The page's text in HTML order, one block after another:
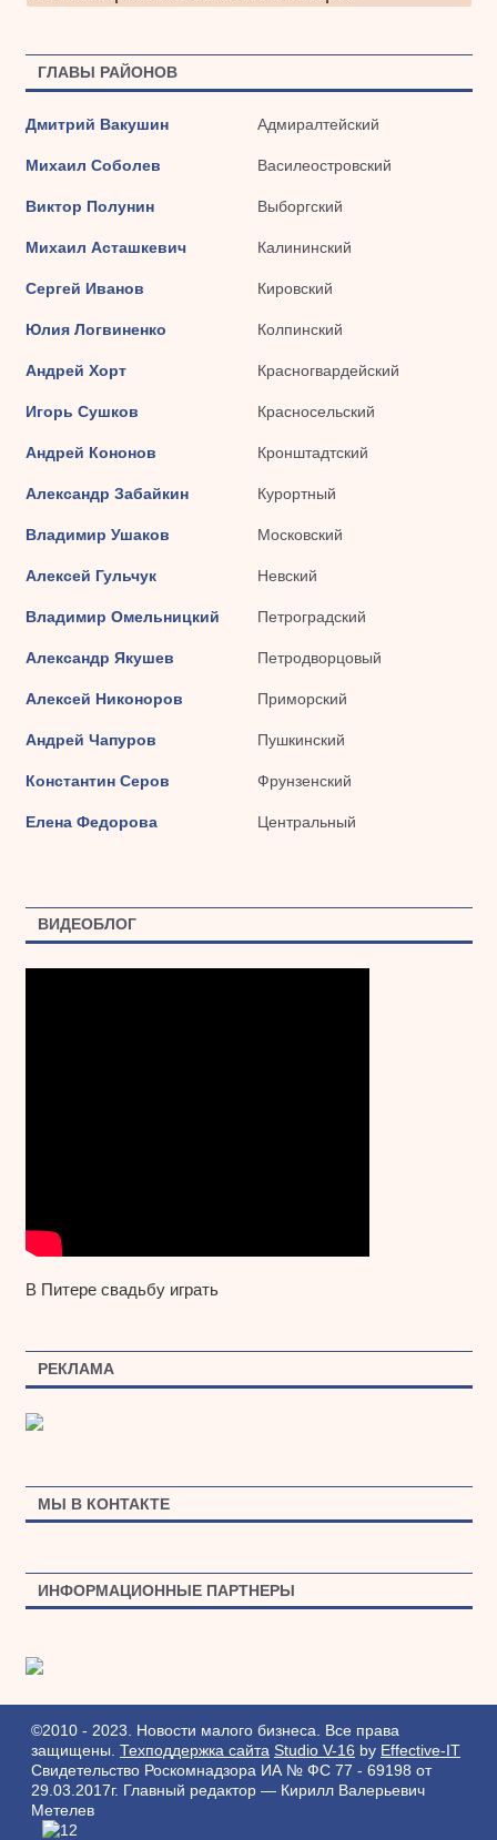
ГЛАВЫ РАЙОНОВ
Дмитрий Вакушин Адмиралтейский
Михаил Соболев Василеостровский
Виктор Полунин Выборгский
Михаил Асташкевич Калининский
Сергей Иванов Кировский
Юлия Логвиненко Колпинский
Андрей Хорт Красногвардейский
Игорь Сушков Красносельский
Андрей Кононов Кронштадтский
Александр Забайкин Курортный
Владимир Ушаков Московский
Алексей Гульчук Невский
Владимир Омельницкий Петроградский
Александр Якушев Петродворцовый
Алексей Никоноров Приморский
Андрей Чапуров Пушкинский
Константин Серов Фрунзенский
Елена Федорова Центральный
ВИДЕОБЛОГ
В Питере свадьбу играть
РЕКЛАМА
МЫ В КОНТАКТЕ
ИНФОРМАЦИОННЫЕ ПАРТНЕРЫ
©2010 - 2023. Новости малого бизнеса. Все права
защищены. Техподдержка сайта Studio V-16 by Effective-IT
Свидетельство Роскомнадзора ИА № ФС 77 - 69198 от
29.03.2017г.